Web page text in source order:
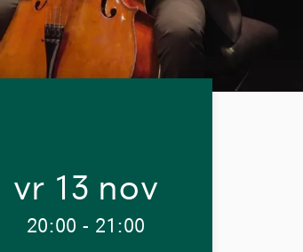
vr 13 nov
20:00 - 21:00